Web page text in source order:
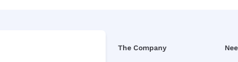
The Company